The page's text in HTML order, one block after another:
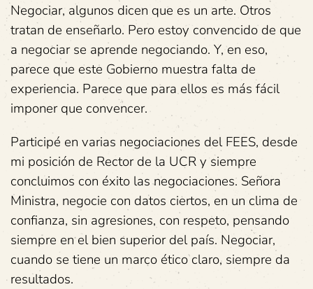
Negociar, algunos dicen que es un arte. Otros
tratan de enseñarlo. Pero estoy convencido de que
a negociar se aprende negociando. Y, en eso,
parece que este Gobierno muestra falta de
experiencia. Parece que para ellos es más fácil
imponer que convencer.
Participé en varias negociaciones del FEES, desde
mi posición de Rector de la UCR y siempre
concluimos con éxito las negociaciones. Señora
Ministra, negocie con datos ciertos, en un clima de
confianza, sin agresiones, con respeto, pensando
siempre en el bien superior del país. Negociar,
cuando se tiene un marco ético claro, siempre da
resultados.